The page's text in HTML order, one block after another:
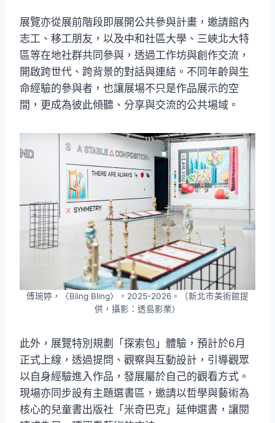
展覽亦從展前階段即展開公共參與計畫，邀請館內
志工、移工朋友，以及中和社區大學、三峽北大特
區等在地社群共同參與，透過工作坊與創作交流，
開啟跨世代、跨背景的對話與連結。不同年齡與生
命經驗的參與者，也讓展場不只是作品展示的空
間，更成為彼此傾聽、分享與交流的公共場域。
傅琬婷，〈Bling Bling〉，2025-2026。（新北市美術館提
供，攝影：透島影業）
此外，展覽特別規劃「探索包」體驗，預計於6月
正式上線，透過提問、觀察與互動設計，引導觀眾
以自身經驗進入作品，發展屬於自己的觀看方式。
現場亦同步設有主題選書區，邀請以哲學與藝術為
核心的兒童書出版社「米奇巴克」延伸選書，讓閱